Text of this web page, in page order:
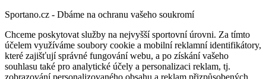
Sportano.cz - Dbáme na ochranu vašeho soukromí
Chceme poskytovat služby na nejvyšší sportovní úrovni. Za tímto
účelem využíváme soubory cookie a mobilní reklamní identifikátory,
které zajišťují správné fungování webu, a po získání vašeho
souhlasu také pro analytické účely a personalizaci reklam, tj.
zobrazování personalizovaného obsahu a reklam přizpůsobených